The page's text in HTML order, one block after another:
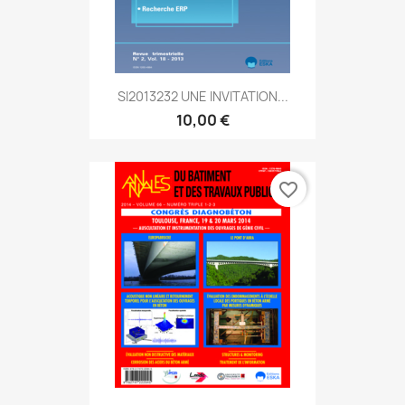
SI2013232 UNE INVITATION...
10,00 €
favorite_border